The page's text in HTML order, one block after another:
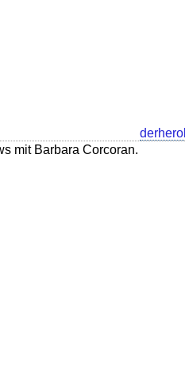
mit Barbara Corcoran.